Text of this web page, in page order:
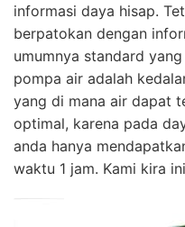
informasi daya hisap.
berpatokan dengan
umumnya standard
pompa air adalah
yang di mana air dapat
optimal, karena pada
anda hanya
waktu 1 jam. Kami kira